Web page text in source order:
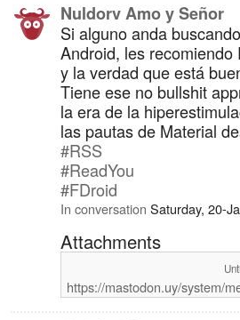
sospecho que es un
Nuldorv Amo y Señor
Si alguno anda
Android, les
y la verdad que está
Tiene ese no bullshit
la era de la
las pautas de Material
#RSS
#ReadYou
#FDroid
In conversation Saturday, 20-
Attachments
https://mastodon.uy/system/